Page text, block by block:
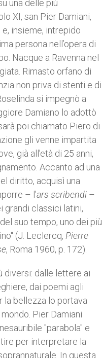
una delle più
XI, san Pier Damiani,
insieme, intrepido
persona nell’opera di
Nacque a Ravenna nel
Rimasto orfano di
non priva di stenti e di
si impegnò a
Damiano lo adottò
poi chiamato Piero di
gli venne impartita
già all’età di 25 anni,
Accanto ad una
diritto, acquisì una
– l’ars scribendi –
grandi classici latini,
suo tempo, uno dei più
(J. Leclercq, Pierre
, Roma 1960, p. 172).
diversi: dalle lettere ai
dai poemi agli
la bellezza lo portava
Pier Damiani
"parabola" e
per interpretare la
In questa